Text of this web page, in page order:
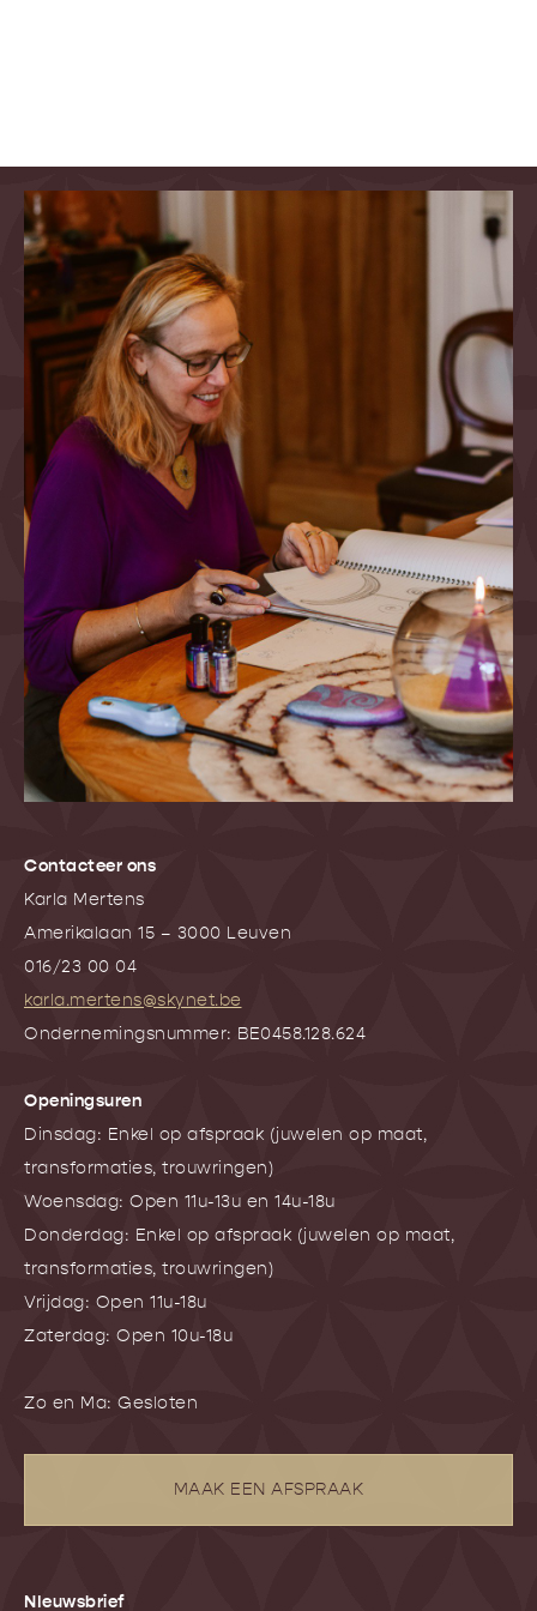
Contacteer ons
Karla Mertens
Amerikalaan 15 – 3000 Leuven
016/23 00 04
karla.mertens@skynet.be
Ondernemingsnummer: BE0458.128.624
Openingsuren
Dinsdag: Enkel op afspraak (juwelen op maat,
transformaties, trouwringen)
Woensdag: Open 11u-13u en 14u-18u
Donderdag: Enkel op afspraak (juwelen op maat,
transformaties, trouwringen)
Vrijdag: Open 11u-18u
Zaterdag: Open 10u-18u
Zo en Ma: Gesloten
MAAK EEN AFSPRAAK
NIeuwsbrief